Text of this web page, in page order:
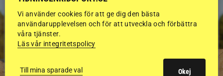
Vi använder cookies för att ge dig den bästa
användarupplevelsen och för att utveckla och förbättra
våra tjänster.
Läs vår integritetspolicy
Till mina sparade val Okej